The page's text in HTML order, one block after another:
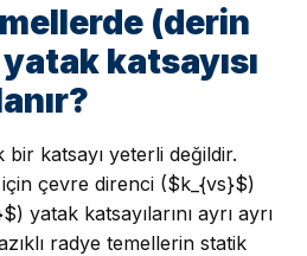
(derin
katsayısı
bir katsayı yeterli değildir.
için çevre direnci ($k_{vs}$)
yatak katsayılarını ayrı ayrı
radye temellerin statik